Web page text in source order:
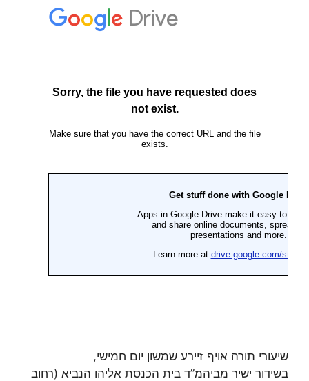
שיעורי תורה אויף זיירע שמשון יום חמישי,
בשידור ישיר מביהמ”ד בית הכנסת אליהו הנביא (רחוב